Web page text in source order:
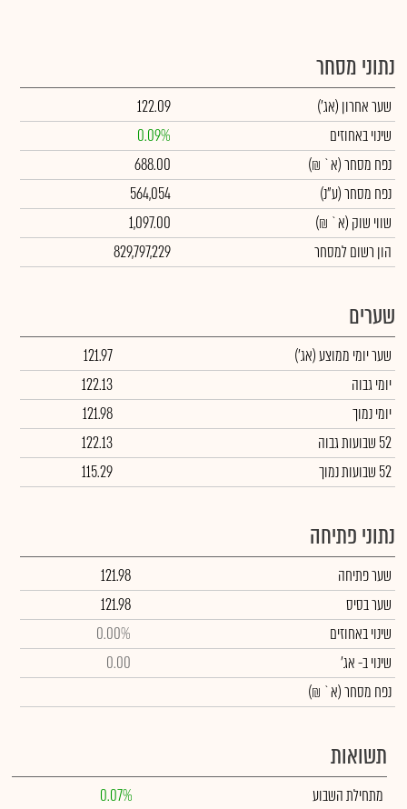
נתוני מסחר
שער אחרון (אג')
122.09
שינוי באחוזים
0.09%
נפח מסחר(א` ₪)
688.00
נפח מסחר(ע"נ)
564,054
שווי שוק (א` ₪)
1,097.00
הון רשום למסחר
829,797,229
שערים
שער יומי ממוצע(אג')
121.97
יומי גבוה
122.13
יומי נמוך
121.98
52 שבועות גבוה
122.13
52 שבועות נמוך
115.29
נתוני פתיחה
שער פתיחה
121.98
שער בסיס
121.98
שינוי באחוזים
0.00%
שינויב- אג'
0.00
נפח מסחר(א` ₪)
תשואות
מתחילת השבוע
0.07%